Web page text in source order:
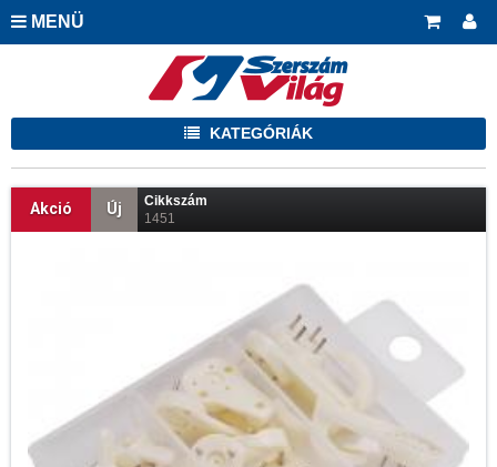
MENÜ
KATEGÓRIÁK
Akció Új
Cikkszám
1451